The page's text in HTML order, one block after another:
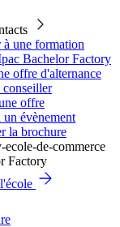
à une formation
Bachelor Factory
offre d'alternance
conseiller
offre
un évènement
la brochure
Factory